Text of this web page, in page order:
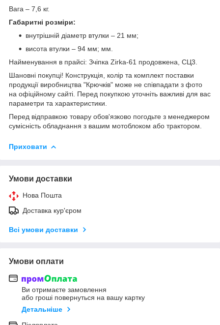
Вага – 7,6 кг.
Габаритні розміри:
внутрішній діаметр втулки – 21 мм;
висота втулки – 94 мм; мм.
Найменування в прайсі: Зчіпка Zirka-61 продовжена, СЦ3.
Шановні покупці! Конструкція, колір та комплект поставки
продукції виробництва "Крючків" може не співпадати з фото
на офіційному сайті. Перед покупкою уточніть важливі для вас
параметри та характеристики.
Перед відправкою товару обов'язково погодьте з менеджером
сумісність обладнання з вашим мотоблоком або трактором.
Приховати
Умови доставки
Нова Пошта
Доставка кур'єром
Всі умови доставки
Умови оплати
Ви отримаєте замовлення
або гроші повернуться на вашу картку
Детальніше